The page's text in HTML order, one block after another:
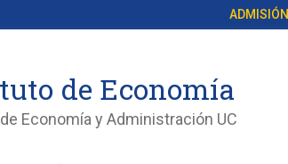
ADMISIÓN
de Economía
Economía y Administración UC